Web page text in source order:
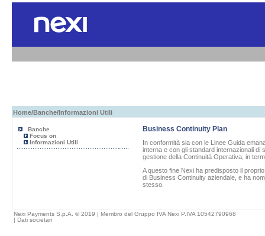
Home/Banche/Informazioni Utili
Banche
Focus on
Informazioni Utili
Business Continuity Plan
In conformità sia con le Linee Guida
interna e con gli standard internazionali di
gestione della Continuità Operativa, in
A questo fine Nexi ha predisposto il
di Business Continuity aziendale, e ha
stesso.
Nexi Payments S.p.A. © 2019 | Membro del Gruppo IVA Nexi P.IVA 10542790968
| Dati societari